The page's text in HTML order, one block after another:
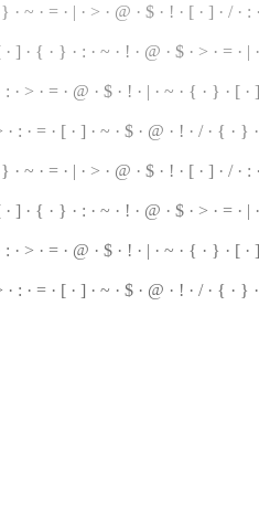
· ~ · = · | · > · @ · $ · ! · [ · ] · / · :
· ] · { · } · : · ~ · ! · @ · $ · > · = · |
: · > · = · @ · $ · ! · | · ~ · { · } · [ ·
: · = · [ · ] · ~ · $ · @ · ! · / · { · }
~ · = · | · > · @ · $ · ! · [ · ] · / · : ·
· ] · { · } · : · ~ · ! · @ · $ · > · = ·
· > · = · @ · $ · ! · | · ~ · { · } · [ ·
· : · = · [ · ] · ~ · $ · @ · ! · /· { · } ·